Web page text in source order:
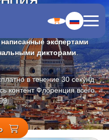
написанные экспертами
дикторами.
в течение 30 секунд
контент Флоренция всего
.